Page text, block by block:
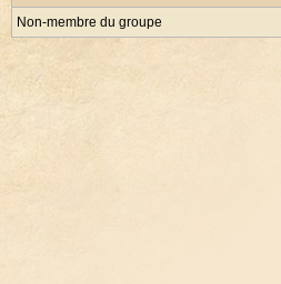
Non-membre du groupe